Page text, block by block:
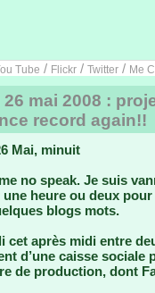
Tube / Flickr / Twitter / Me
mai 2008 :
record again!!
Mai, minuit
no speak. Je suis
heure ou deux
blogs mots.
cet après midi entre
d’une caisse
de production, dont